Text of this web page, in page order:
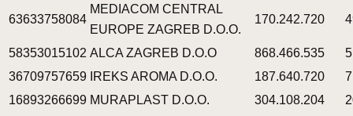
63633758084
MEDIACOM CENTRAL
EUROPE ZAGREB D.O.O.
170.242.720
58353015102 ALCA ZAGREB D.O.O 868.466.535
36709757659 IREKS AROMA D.O.O. 187.640.720
16893266699 MURAPLAST D.O.O. 304.108.204